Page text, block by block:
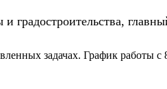
градостроительства,
задачах. График работы с